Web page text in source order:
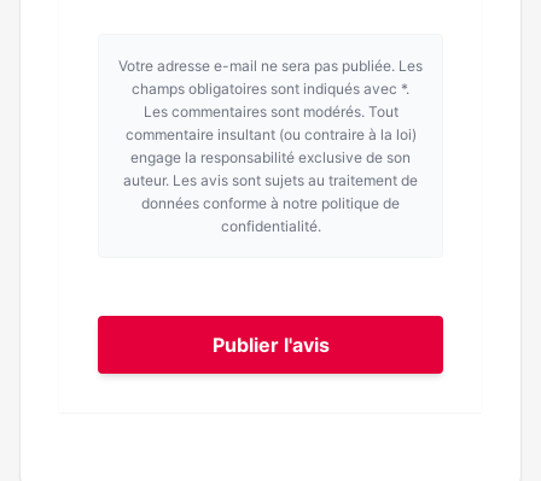
Votre adresse e-mail ne sera pas publiée. Les
champs obligatoires sont indiqués avec *.
Les commentaires sont modérés. Tout
commentaire insultant (ou contraire à la loi)
engage la responsabilité exclusive de son
auteur. Les avis sont sujets au traitement de
données conforme à notre politique de
confidentialité.
Publier l'avis